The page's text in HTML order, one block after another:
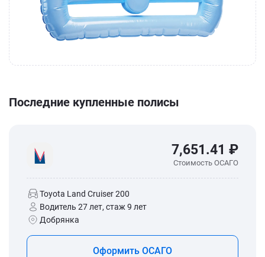
Последние купленные полисы
7,651.41 ₽
Стоимость ОСАГО
Toyota Land Cruiser 200
Водитель 27 лет, стаж 9 лет
Добрянка
Оформить ОСАГО